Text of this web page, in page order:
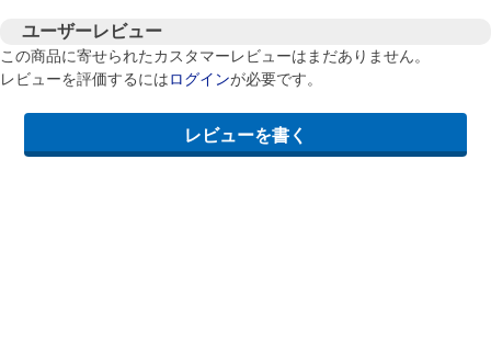
ユーザーレビュー
この商品に寄せられたカスタマーレビューはまだありません。
レビューを評価するにはログインが必要です。